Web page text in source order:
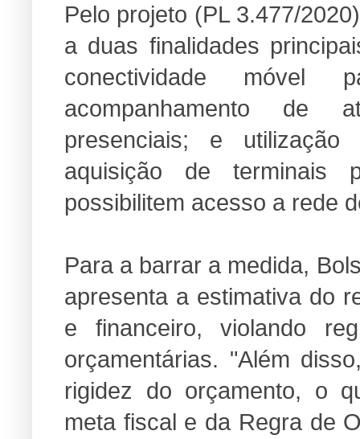
Pelo projeto (PL 3.477/
a duas finalidades
conectividade
acompanhamento de
presenciais; e
aquisição de terminais
possibilitem acesso a rede
Para a barrar a medida,
apresenta a estimativa do
e financeiro, violando
orçamentárias. "Além
rigidez do orçamento, o
meta fiscal e da Regra de